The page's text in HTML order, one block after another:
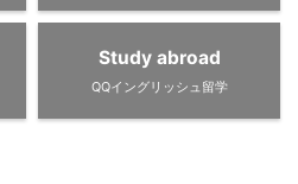
Study abroad
QQイングリッシュ留学